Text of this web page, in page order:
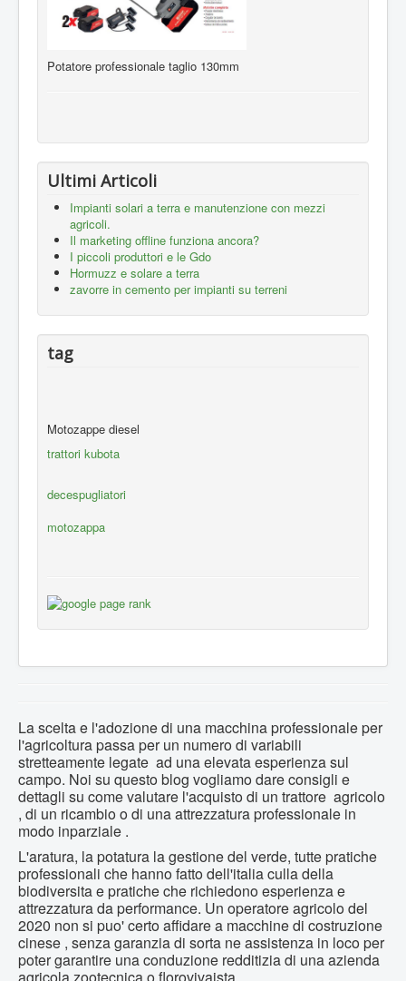
Potatore professionale taglio 130mm
Ultimi Articoli
Impianti solari a terra e manutenzione con mezzi
agricoli.
Il marketing offline funziona ancora?
I piccoli produttori e le Gdo
Hormuzz e solare a terra
zavorre in cemento per impianti su terreni
tag
Motozappe diesel
trattori kubota
decespugliatori
motozappa
La scelta e l'adozione di una macchina professionale per
l'agricoltura passa per un numero di variabili
stretteamente legate ad una elevata esperienza sul
campo. Noi su questo blog vogliamo dare consigli e
dettagli su come valutare l'acquisto di un trattore agricolo
, di un ricambio o di una attrezzatura professionale in
modo inparziale .
L'aratura, la potatura la gestione del verde, tutte pratiche
professionali che hanno fatto dell'italia culla della
biodiversita e pratiche che richiedono esperienza e
attrezzatura da performance. Un operatore agricolo del
2020 non si puo' certo affidare a macchine di costruzione
cinese , senza garanzia di sorta ne assistenza in loco per
poter garantire una conduzione redditizia di una azienda